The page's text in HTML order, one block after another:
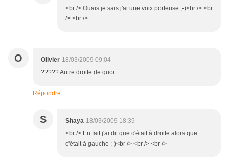
<br /> Ouais je sais j'ai une voix porteuse ;-)<br /> <br
/> <br />
O Olivier 18/03/2009 09:04
????? Autre droite de quoi ...
Répondre
S Shaya 18/03/2009 18:39
<br /> En fait j'ai dit que c'était à droite alors que
c'était à gauche ;-)<br /> <br /> <br />